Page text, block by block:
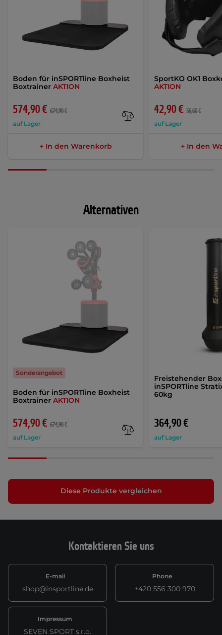
Boden für inSPORTline Boxheist
Boxtrainer AKTION
574,90 € 674,90 €
auf Lager
+ In den Warenkorb
SportKO OK1
AKTION
42,90 € 56,60 €
auf Lager
+ In den
Alternativen
Boden für inSPORTline Boxheist
Boxtrainer AKTION
574,90 € 674,90 €
auf Lager
Sonderangebot
Freistehender
inSPORTline
60kg
364,90 €
auf Lager
Diese Produkte vergleichen
Kontaktieren Sie uns
E-mail
shop@insportline.de
Phone
+420 556 300 970
Impressum
SEVEN SPORT s.r.o.